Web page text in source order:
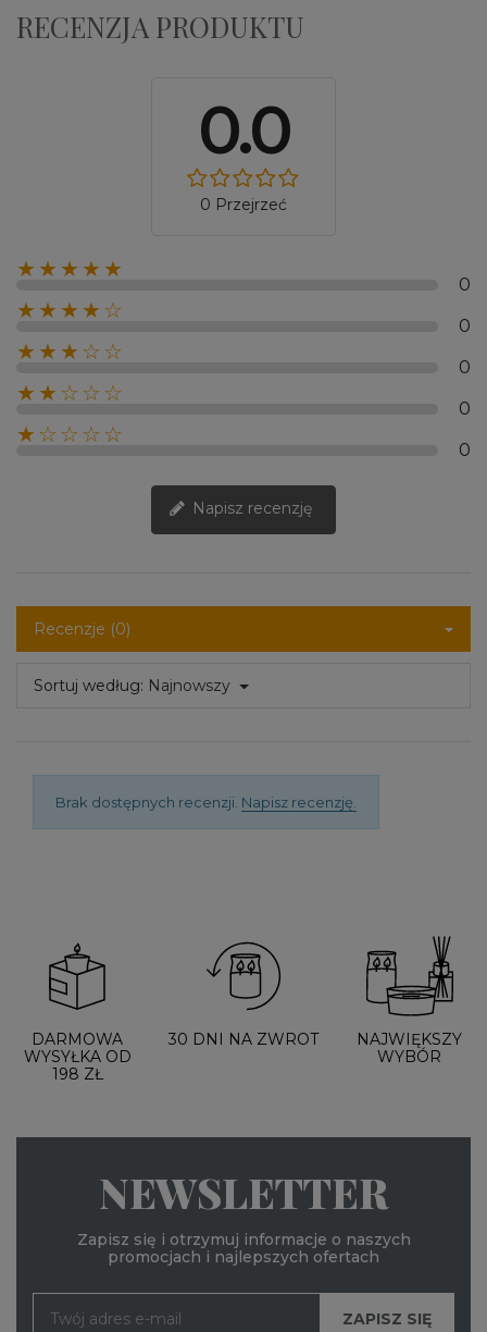
RECENZJA PRODUKTU
0.0
0 Przejrzeć
★★★★★
0
★★★★☆
0
★★★☆☆
0
★★☆☆☆
0
★☆☆☆☆
0
Napisz recenzję
Recenzje (0)
Sortuj według: Najnowszy
Brak dostępnych recenzji. Napisz recenzję.
DARMOWA
WYSYŁKA OD
198 ZŁ
30 DNI NA ZWROT
NAJWIĘKSZY
WYBÓR
NEWSLETTER
Zapisz się i otrzymuj informacje o naszych
promocjach i najlepszych ofertach